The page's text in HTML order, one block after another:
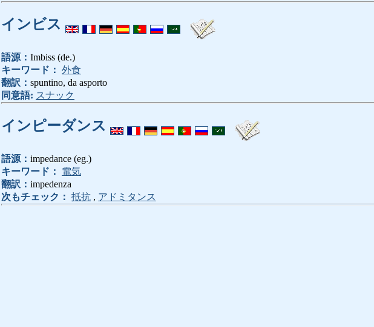
インビス
語源： Imbiss (de.)
キーワード： 外食
翻訳： spuntino, da asporto
同意語: スナック
インピーダンス
語源： impedance (eg.)
キーワード：
電気
翻訳： impedenza
次もチェック： 抵抗 , アドミタンス